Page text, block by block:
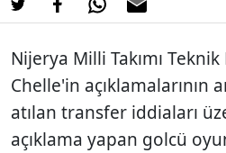
Nijerya Milli Takımı
Chelle'in açıklamalarının
atılan transfer iddiaları
açıklama yapan golcü